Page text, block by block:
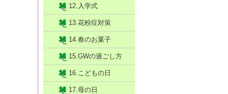
12.入学式
13.花粉症対策
14.春のお菓子
15.GWの過ごし方
16.こどもの日
17.母の日